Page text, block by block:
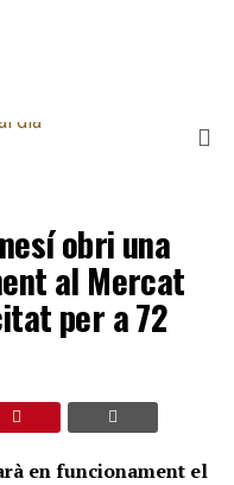
obri una
al Mercat
per a 72
en funcionament el